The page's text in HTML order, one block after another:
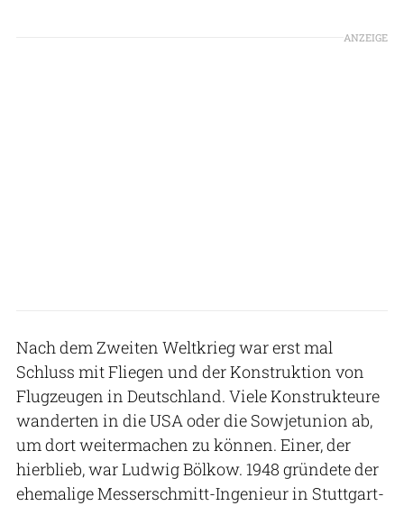
ANZEIGE
Nach dem Zweiten Weltkrieg war erst mal
Schluss mit Fliegen und der Konstruktion von
Flugzeugen in Deutschland. Viele Konstrukteure
wanderten in die USA oder die Sowjetunion ab,
um dort weitermachen zu können. Einer, der
hierblieb, war Ludwig Bölkow. 1948 gründete der
ehemalige Messerschmitt-Ingenieur in Stuttgart-